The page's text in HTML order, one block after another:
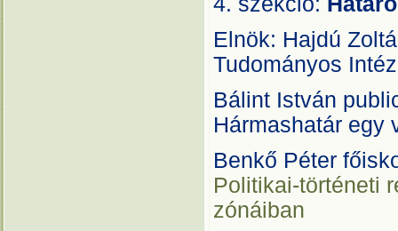
Elnök: Hajdú
Tudományos
Bálint István
Hármashatár egy
Benkő Péter
Politikai-történeti
zónáiban